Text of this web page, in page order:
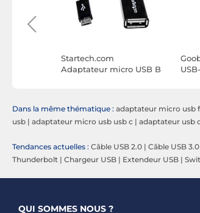
Startech.com
Adaptateur micro USB B
Dans la même thématique : adaptateur micro usb
usb | adaptateur micro usb usb c | adaptateur usb
Tendances actuelles : Câble USB 2.0 | Câble USB 3.0
Thunderbolt | Chargeur USB | Extendeur USB |
QUI SOMMES NOUS ?